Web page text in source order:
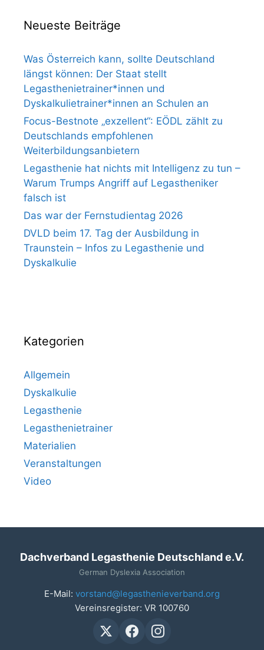
Neueste Beiträge
Was Österreich kann, sollte Deutschland
längst können: Der Staat stellt
Legasthenietrainer*innen und
Dyskalkulietrainer*innen an Schulen an
Focus-Bestnote „exzellent“: EÖDL zählt zu
Deutschlands empfohlenen
Weiterbildungsanbietern
Legasthenie hat nichts mit Intelligenz zu tun –
Warum Trumps Angriff auf Legastheniker
falsch ist
Das war der Fernstudientag 2026
DVLD beim 17. Tag der Ausbildung in
Traunstein – Infos zu Legasthenie und
Dyskalkulie
Kategorien
Allgemein
Dyskalkulie
Legasthenie
Legasthenietrainer
Materialien
Veranstaltungen
Video
Dachverband Legasthenie Deutschland e.V.
German Dyslexia Association
E-Mail: vorstand@legasthenieverband.org
Vereinsregister: VR 100760